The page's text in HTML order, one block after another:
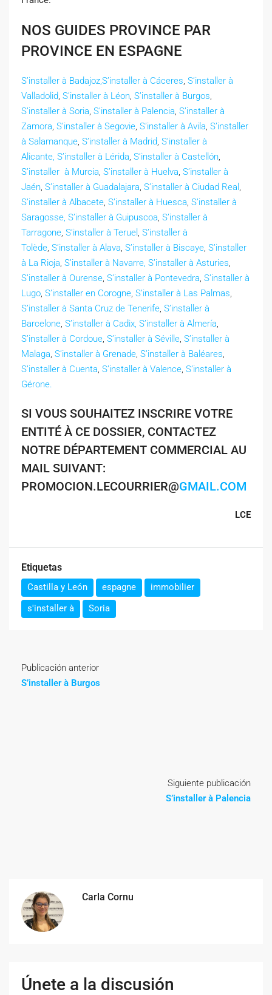
NOS GUIDES PROVINCE PAR
PROVINCE EN ESPAGNE
S’installer à Badajoz,S’installer à Cáceres, S’installer à
Valladolid, S’installer à Léon, S’installer à Burgos,
S’installer à Soria, S’installer à Palencia, S’installer à
Zamora, S’installer à Segovie, S’installer à Avila, S’installer
à Salamanque, S’installer à Madrid, S’installer à
Alicante, S’installer à Lérida, S’installer à Castellón,
S’installer à Murcia, S’installer à Huelva, S’installer à
Jaén, S’installer à Guadalajara, S’installer à Ciudad Real ,
S’installer à Albacete, S’installer à Huesca, S’installer à
Saragosse, S’installer à Guipuscoa, S’installer à
Tarragone, S’installer à Teruel , S’installer à
Tolède, S’installer à Alava, S’installer à Biscaye, S’installer
à La Rioja, S’installer à Navarre, S’installer à Asturies,
S’installer à Ourense, S’installer à Pontevedra, S’installer à
Lugo, S’installer en Corogne, S’installer à Las Palmas,
S’installer à Santa Cruz de Tenerife, S’installer à
Barcelone, S’installer à Cadix, S’installer à Almería,
S’installer à Cordoue, S’installer à Séville, S’installer à
Malaga, S’installer à Grenade, S’installer à Baléares,
S’installer à Cuenta, S’installer à Valence, S’installer à
Gérone.
SI VOUS SOUHAITEZ INSCRIRE VOTRE
ENTITÉ À CE DOSSIER, CONTACTEZ
NOTRE DÉPARTEMENT COMMERCIAL AU
MAIL SUIVANT:
PROMOCION.LECOURRIER@GMAIL.COM
LCE
Etiquetas
Castilla y León espagne
immobilier
s'installer à
Soria
Publicación anterior
S’installer à Burgos
Siguiente publicación
S’installer à Palencia
Carla Cornu
Únete a la discusión